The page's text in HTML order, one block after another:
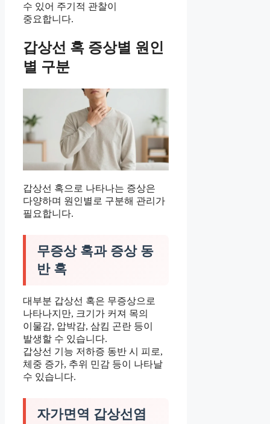
수 있어 주기적 관찰이
중요합니다.
갑상선 혹 증상별 원인
별 구분
갑상선 혹으로 나타나는 증상은
다양하며 원인별로 구분해 관리가
필요합니다.
무증상 혹과 증상 동
반 혹
대부분 갑상선 혹은 무증상으로
나타나지만, 크기가 커져 목의
이물감, 압박감, 삼킴 곤란 등이
발생할 수 있습니다.
갑상선 기능 저하증 동반 시 피로,
체중 증가, 추위 민감 등이 나타날
수 있습니다.
자가면역 갑상선염